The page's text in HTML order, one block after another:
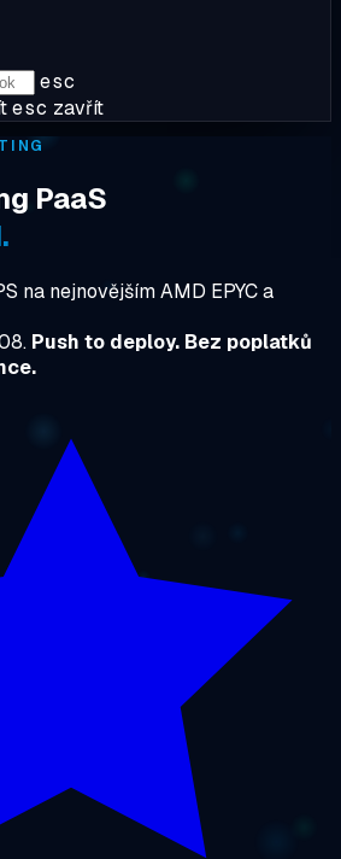
esc
esc zavřít
PaaS
na nejnovějším AMD EPYC a
Push to deploy. Bez poplatků